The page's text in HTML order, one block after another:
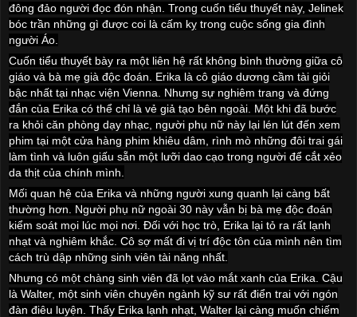
đông đảo người đọc đón nhận. Trong cuốn tiểu thuyết này, Jelinek
bóc trần những gì được coi là cấm kỵ trong cuộc sống gia đình
người Áo.
Cuốn tiểu thuyết bày ra một liên hệ rất không bình thường giữa cô
giáo và bà mẹ già độc đoán. Erika là cô giáo dương cầm tài giỏi
bậc nhất tại nhạc viện Vienna . Nhưng sự nghiêm trang và đứng
đắn của Erika có thể chỉ là vẻ giả tạo bên ngoài. Một khi đã bước
ra khỏi căn phòng dạy nhạc, người phụ nữ này lại lén lút đến xem
phim tại một cửa hàng phim khiêu dâm, rình mò những đôi trai gái
làm tình và luôn giấu sẵn một lưỡi dao cạo trong người để cắt xẻo
da thịt của chính mình.
Mối quan hệ của Erika và những người xung quanh lại càng bất
thường hơn. Người phụ nữ ngoài 30 này vẫn bị bà mẹ độc đoán
kiểm soát mọi lúc mọi nơi. Đối với học trò, Erika lại tỏ ra rất lạnh
nhạt và nghiêm khắc. Cô sợ mất đi vị trí độc tôn của mình nên tìm
cách trù dập những sinh viên tài năng nhất.
Nhưng có một chàng sinh viên đã lọt vào mắt xanh của Erika. Cậu
là Walter, một sinh viên chuyên ngành kỹ sư rất điển trai với ngón
đàn điêu luyện. Thấy Erika lạnh nhạt, Walter lại càng muốn chiếm